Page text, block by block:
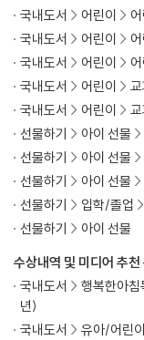
수상내역 및 미디어 추천
국내도서
행복한아
년)
국내도서
유아/어린
국내도서
어린이
국내도서
어린이
국내도서
어린이
국내도서
어린이
국내도서
어린이
선물하기
아이 선물
선물하기
아이 선물
선물하기
아이 선물
선물하기
입학/졸업
선물하기
아이 선물